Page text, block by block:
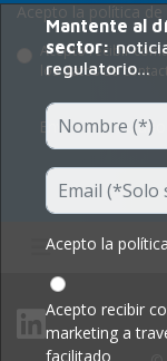
Acepto la política
Acepto recibir
los datos de
Enviar Formulario
Mantente al
sector:
regulatorio...
Acepto la
Acepto recibir
marketing a
facilitado